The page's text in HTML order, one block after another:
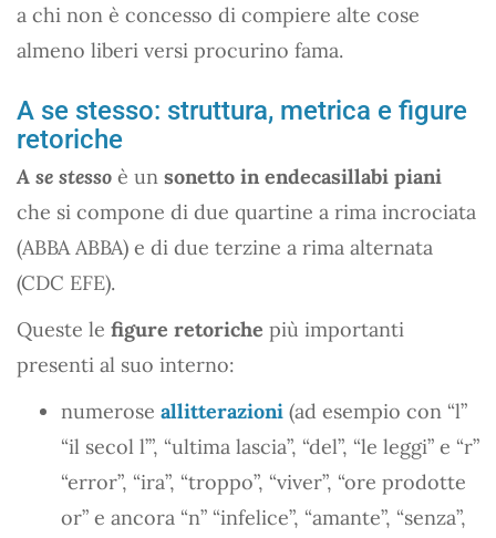
a chi non è concesso di compiere alte cose
almeno liberi versi procurino fama.
A se stesso: struttura, metrica e figure
retoriche
A se stesso è un sonetto in endecasillabi piani
che si compone di due quartine a rima incrociata
(ABBA ABBA) e di due terzine a rima alternata
(CDC EFE).
Queste le figure retoriche più importanti
presenti al suo interno:
numerose allitterazioni (ad esempio con “l”
“il secol l’”, “ultima lascia”, “del”, “le leggi” e “r”
“error”, “ira”, “troppo”, “viver”, “ore prodotte
or” e ancora “n” “infelice”, “amante”, “senza”,